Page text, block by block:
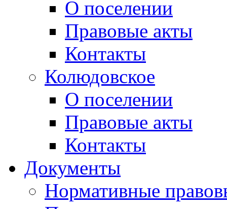
О поселении
Правовые акты
Контакты
Колюдовское
О поселении
Правовые акты
Контакты
Документы
Нормативные